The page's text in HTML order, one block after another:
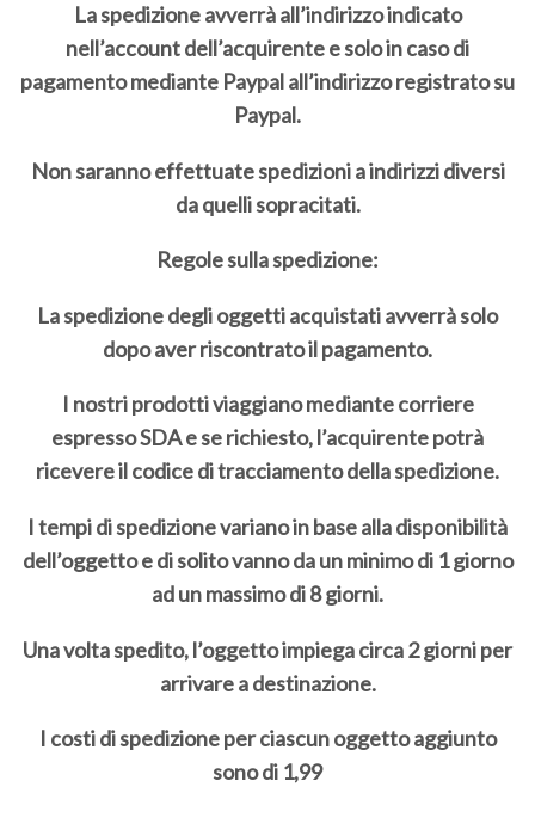
La spedizione avverrà all’indirizzo indicato
nell’account dell’acquirente e solo in caso di
pagamento mediante Paypal all’indirizzo registrato su
Paypal.
Non saranno effettuate spedizioni a indirizzi diversi
da quelli sopracitati.
Regole sulla spedizione:
La spedizione degli oggetti acquistati avverrà solo
dopo aver riscontrato il pagamento.
I nostri prodotti viaggiano mediante corriere
espresso SDA e se richiesto, l’acquirente potrà
ricevere il codice di tracciamento della spedizione.
I tempi di spedizione variano in base alla disponibilità
dell’oggetto e di solito vanno da un minimo di 1 giorno
ad un massimo di 8 giorni.
Una volta spedito, l’oggetto impiega circa 2 giorni per
arrivare a destinazione.
I costi di spedizione per ciascun oggetto aggiunto
sono di 1,99